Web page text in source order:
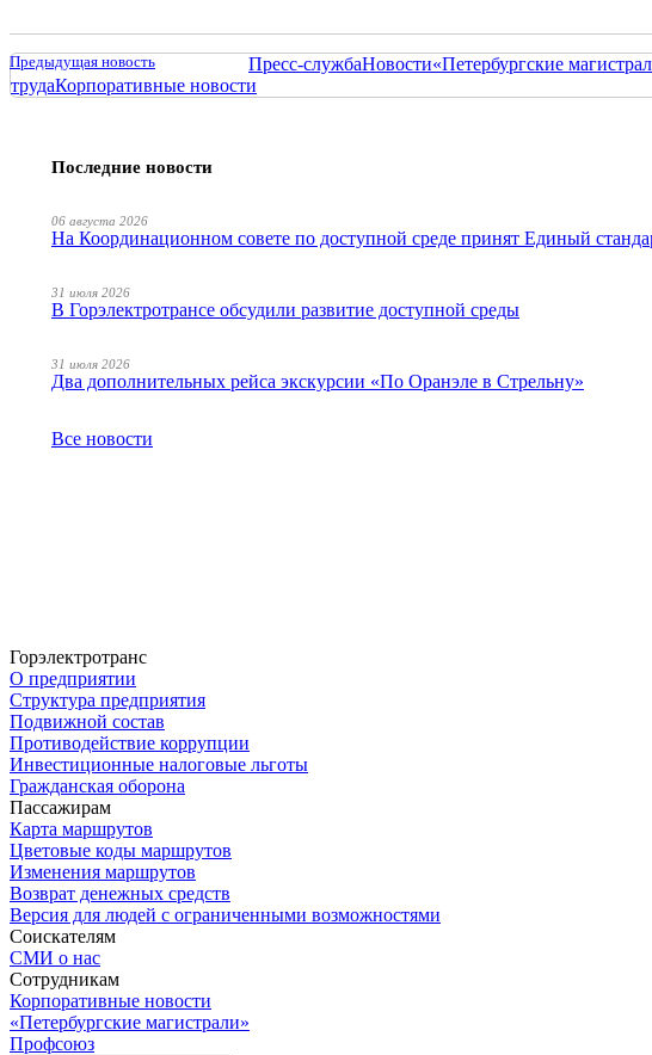
Предыдущая новость Пресс-службаНовости«Петербургские
трудаКорпоративные новости
Последние новости
06 августа 2026
На Координационном совете по доступной среде принят Единый
31 июля 2026
В Горэлектротрансе обсудили развитие доступной среды
31 июля 2026
Два дополнительных рейса экскурсии «По Оранэле в Стрельну»
Все новости
Горэлектротранс
О предприятии
Структура предприятия
Подвижной состав
Противодействие коррупции
Инвестиционные налоговые льготы
Гражданская оборона
Пассажирам
Карта маршрутов
Цветовые коды маршрутов
Изменения маршрутов
Возврат денежных средств
Версия для людей с ограниченными возможностями
Соискателям
СМИ о нас
Сотрудникам
Корпоративные новости
«Петербургские магистрали»
Профсоюз